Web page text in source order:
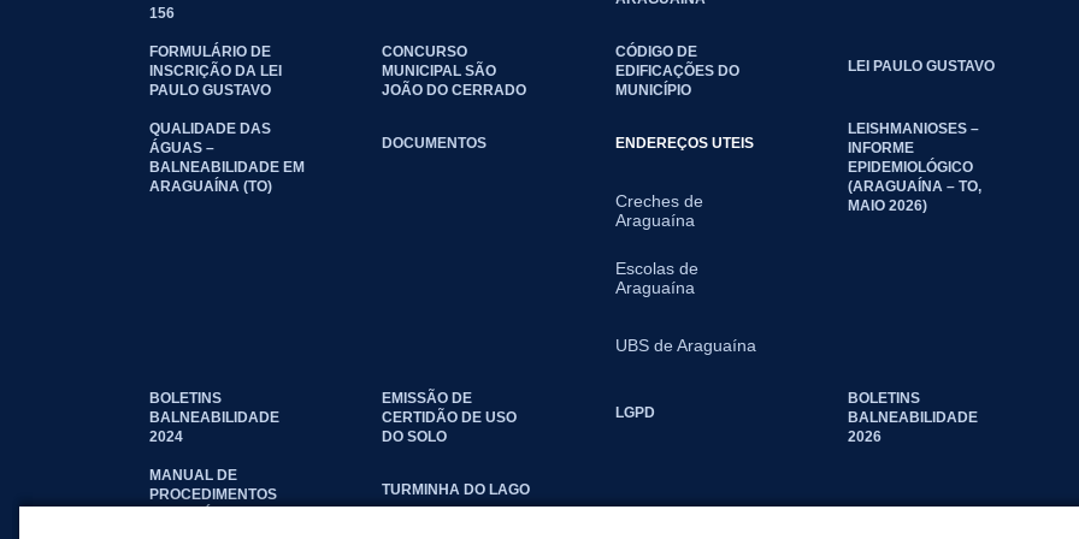
156
FORMULÁRIO DE
INSCRIÇÃO DA LEI
PAULO GUSTAVO
CONCURSO
MUNICIPAL SÃO
JOÃO DO CERRADO
CÓDIGO DE
EDIFICAÇÕES DO
MUNICÍPIO
LEI PAULO GUSTAVO
QUALIDADE DAS
ÁGUAS –
BALNEABILIDADE EM
ARAGUAÍNA (TO)
DOCUMENTOS ENDEREÇOS UTEIS
Creches de
Araguaína
Escolas de
Araguaína
UBS de Araguaína
LEISHMANIOSES –
INFORME
EPIDEMIOLÓGICO
(ARAGUAÍNA – TO,
MAIO 2026)
BOLETINS
BALNEABILIDADE
2024
EMISSÃO DE
CERTIDÃO DE USO
DO SOLO
LGPD
BOLETINS
BALNEABILIDADE
2026
MANUAL DE
PROCEDIMENTOS
TURMINHA DO LAGO